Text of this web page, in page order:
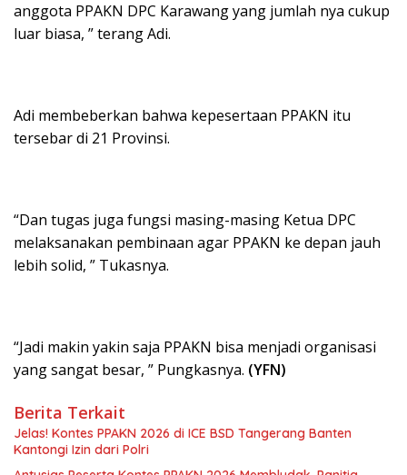
anggota PPAKN DPC Karawang yang jumlah nya cukup
luar biasa, ” terang Adi.
Adi membeberkan bahwa kepesertaan PPAKN itu
tersebar di 21 Provinsi.
“Dan tugas juga fungsi masing-masing Ketua DPC
melaksanakan pembinaan agar PPAKN ke depan jauh
lebih solid, ” Tukasnya.
“Jadi makin yakin saja PPAKN bisa menjadi organisasi
yang sangat besar, ” Pungkasnya. (YFN)
Berita Terkait
Jelas! Kontes PPAKN 2026 di ICE BSD Tangerang Banten
Kantongi Izin dari Polri